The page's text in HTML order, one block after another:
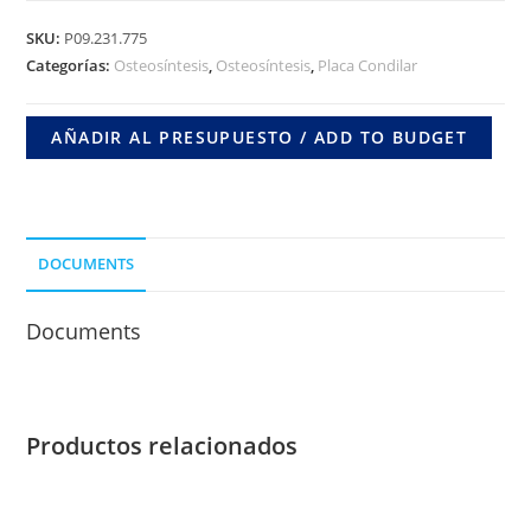
BLOQUEADO
95º
ORIF.
CLAVO
75
COMUNES
SKU: P09.231.775
Categorías: Osteosíntesis, Osteosíntesis, Placa Condilar
AÑADIR AL PRESUPUESTO / ADD TO BUDGET
DOCUMENTS
Documents
Productos relacionados